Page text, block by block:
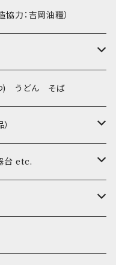
ト
ット
セット
終了)
力：吉岡油糧）
つ) うどん そば
台 etc.